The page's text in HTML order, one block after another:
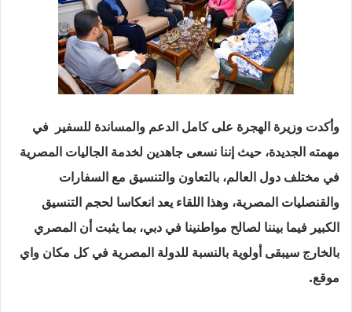
وأكدت وزيرة الهجرة على كامل الدعم والمساندة للسفير في
مهمته الجديدة، حيث إننا نسعى جاهدين لخدمة الجاليات المصرية
في مختلف دول العالم، بالتعاون والتنسيق مع السفارات
والقنصليات المصرية، وهذا اللقاء يعد انعكاسا لحجم التنسيق
الكبير فيما بيننا لصالح مواطنينا في دبي، بما يثبت أن المصري
بالخارج سيبقى أولوية بالنسبة للدولة المصرية في كل مكان واي
موقع.